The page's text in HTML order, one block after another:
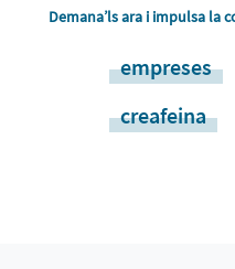
Demana’ls ara i impulsa la
empreses
creafeina